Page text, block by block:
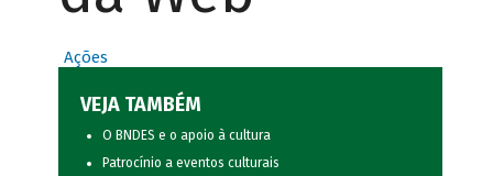
Ações
VEJA TAMBÉM
O BNDES e o apoio à cultura
Patrocínio a eventos culturais